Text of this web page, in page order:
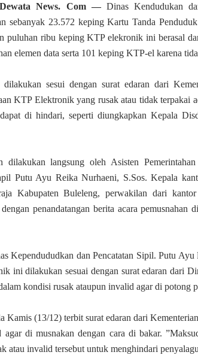
News. Com —Dinas Kendudukan
sebanyak 23.572 keping Kartu Tanda
puluhan ribu keping KTP elekronik ini berasal
elemen data serta 101 keping KTP-el karena
dilakukan sesui dengan surat edaran dari
KTP Elektronik yang rusak atau tidak terpakai
di hindari, seperti diungkapkan Kepala
dilakukan langsung oleh Asisten
Putu Ayu Reika Nurhaeni, S.Sos. Kepala
Kabupaten Buleleng, perwakilan dari
penandatangan berita acara
Kependududkan dan Pencatatan Sipil. Putu
ini dilakukan sesuai dengan surat edaran dari
kondisi rusak ataupun invalid agar di potong
Kamis (13/12) terbit surat edaran dari
agar di musnakan dengan cara di bakar.
atau invalid tersebut untuk menghindari